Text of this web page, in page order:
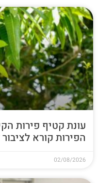
עונת קטיף פירות
הפירות קורא
02/08/2026